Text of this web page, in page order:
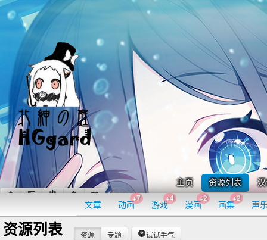
主页 资源列表
文章 动画
+7
游戏
+4
漫画
+2
画集
+2
声
资源列表 资源 专题 试试手气